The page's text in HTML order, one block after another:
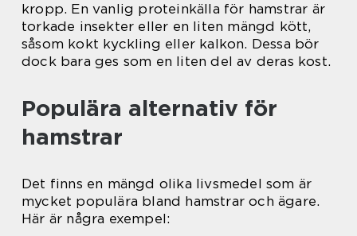
kropp. En vanlig proteinkälla för hamstrar är
torkade insekter eller en liten mängd kött,
såsom kokt kyckling eller kalkon. Dessa bör
dock bara ges som en liten del av deras kost.
Populära alternativ för
hamstrar
Det finns en mängd olika livsmedel som är
mycket populära bland hamstrar och ägare.
Här är några exempel: